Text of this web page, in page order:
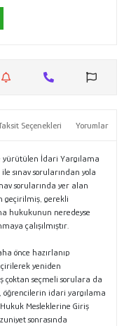
Seçenekleri Yorumlar
yürütülen İdari Yargılama
sınav sorularından yola
sorularında yer alan
geçirilmiş, gerekli
hukukunun neredeyse
çalışılmıştır.
önce hazırlanıp
yeniden
çoktan seçmeli sorulara da
öğrencilerin idari yargılama
Mesleklerine Giriş
sonrasında